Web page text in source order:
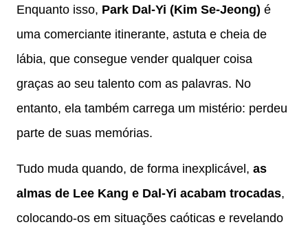
Enquanto isso, Park Dal-Yi (Kim Se-Jeong) é
uma comerciante itinerante, astuta e cheia de
lábia, que consegue vender qualquer coisa
graças ao seu talento com as palavras. No
entanto, ela também carrega um mistério: perdeu
parte de suas memórias.
Tudo muda quando, de forma inexplicável, as
almas de Lee Kang e Dal-Yi acabam trocadas,
colocando-os em situações caóticas e revelando